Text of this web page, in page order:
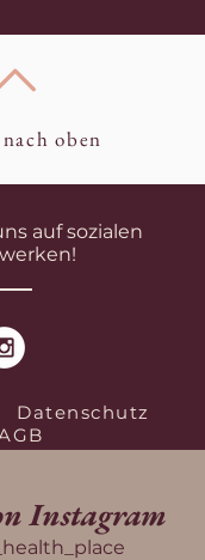
oben
auf sozialen
Datenschutz
Instagram